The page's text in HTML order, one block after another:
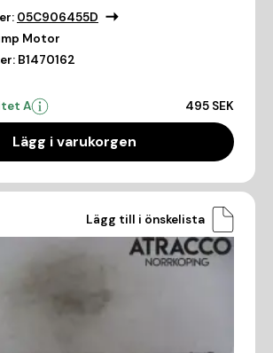
05C906455D
Motor
B1470162
A 495 SEK
Lägg i varukorgen
Lägg till i önskelista